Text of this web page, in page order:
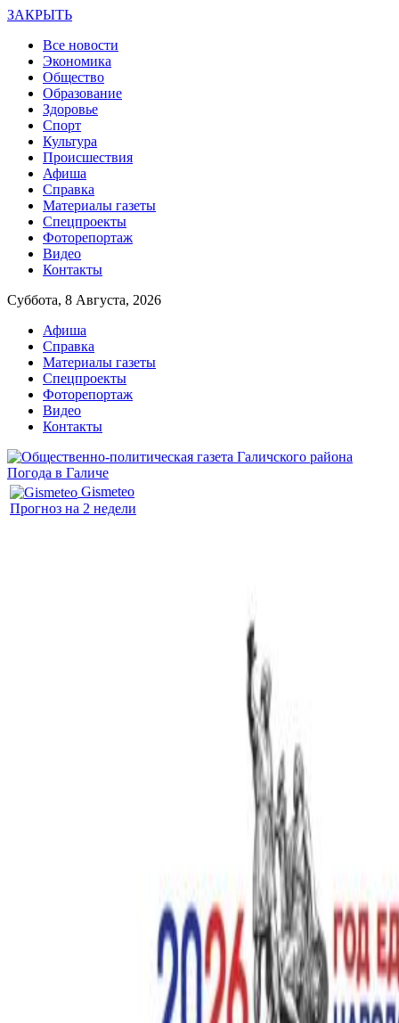
ЗАКРЫТЬ
Все новости
Экономика
Общество
Образование
Здоровье
Спорт
Культура
Происшествия
Афиша
Справка
Материалы газеты
Спецпроекты
Фоторепортаж
Видео
Контакты
Суббота, 8 Августа, 2026
Афиша
Справка
Материалы газеты
Спецпроекты
Фоторепортаж
Видео
Контакты
Погода в Галиче
Gismeteo
Прогноз на 2 недели